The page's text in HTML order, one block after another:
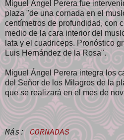
Miguel Ángel Perera fue
plaza "de una cornada en el
centímetros de profundidad, con
medio de la cara interior del
lata y el cuadriceps. Pronóstico
Luis Hernández de la Rosa".
Miguel Ángel Perera integra los
del Señor de los Milagros de la
que se realizará en el mes de
Más:CORNADAS